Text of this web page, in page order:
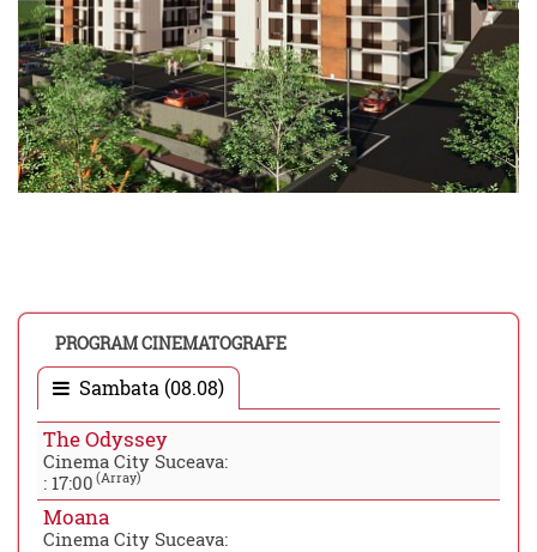
PROGRAM CINEMATOGRAFE
Sambata (08.08)
The Odyssey
Cinema City Suceava:
: 17:00 (Array)
Moana
Cinema City Suceava: